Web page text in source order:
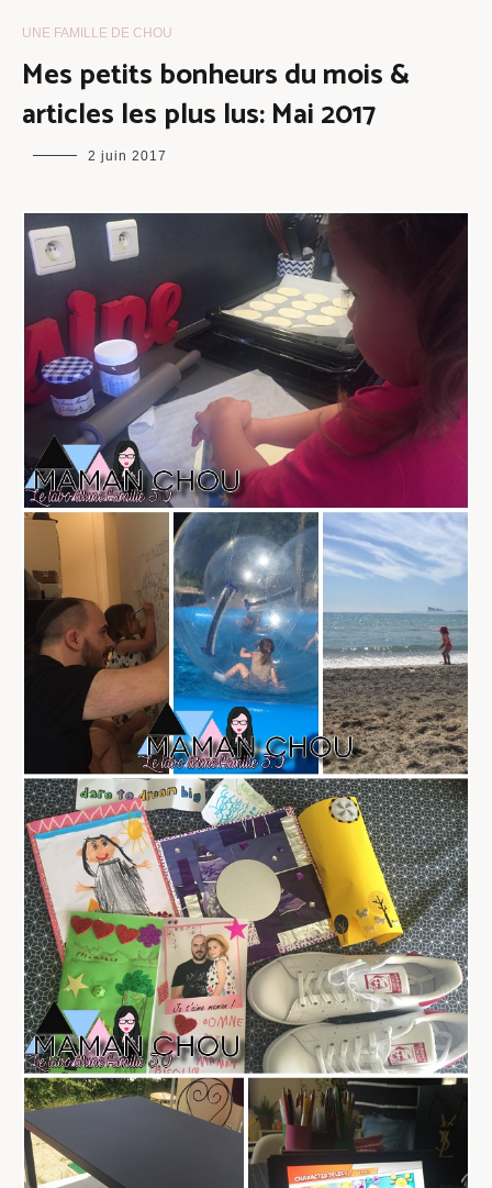
UNE FAMILLE DE CHOU
Mes petits bonheurs du mois &
articles les plus lus: Mai 2017
maman
2 juin 2017